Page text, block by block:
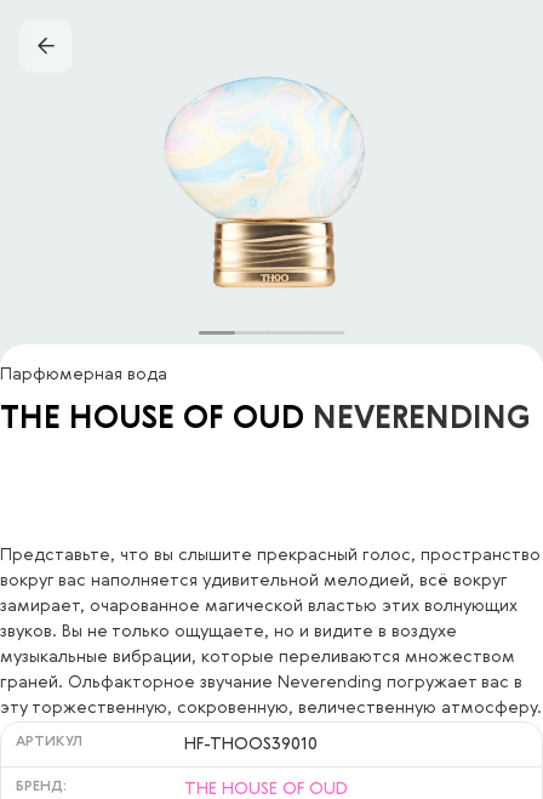
Парфюмерная вода
THE HOUSE OF OUD NEVERENDING
Представьте, что вы слышите прекрасный голос, пространство
вокруг вас наполняется удивительной мелодией, всё вокруг
замирает, очарованное магической властью этих волнующих
звуков. Вы не только ощущаете, но и видите в воздухе
музыкальные вибрации, которые переливаются множеством
граней. Ольфакторное звучание Neverending погружает вас в
эту торжественную, сокровенную, величественную атмосферу.
АРТИКУЛ HF-THOOS39010
БРЕНД: THE HOUSE OF OUD